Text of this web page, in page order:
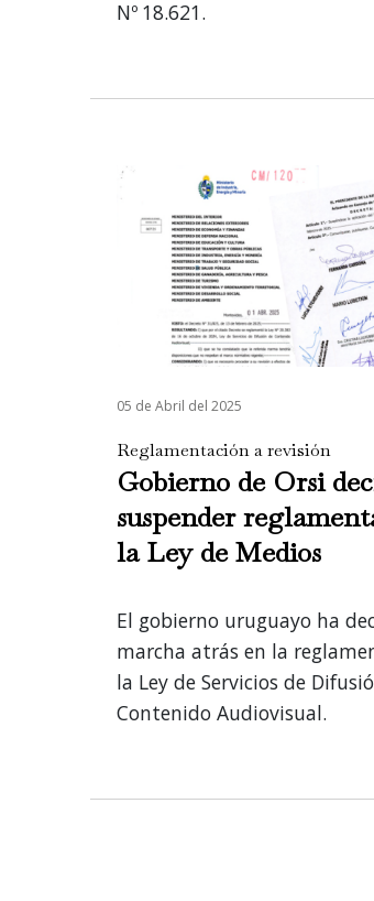
Nº 18.621.
05 de Abril del 2025
Reglamentación a revisión
Gobierno de Orsi
suspender
la Ley de Medios
El gobierno uruguayo ha
marcha atrás en la
la Ley de Servicios de
Contenido Audiovisual.